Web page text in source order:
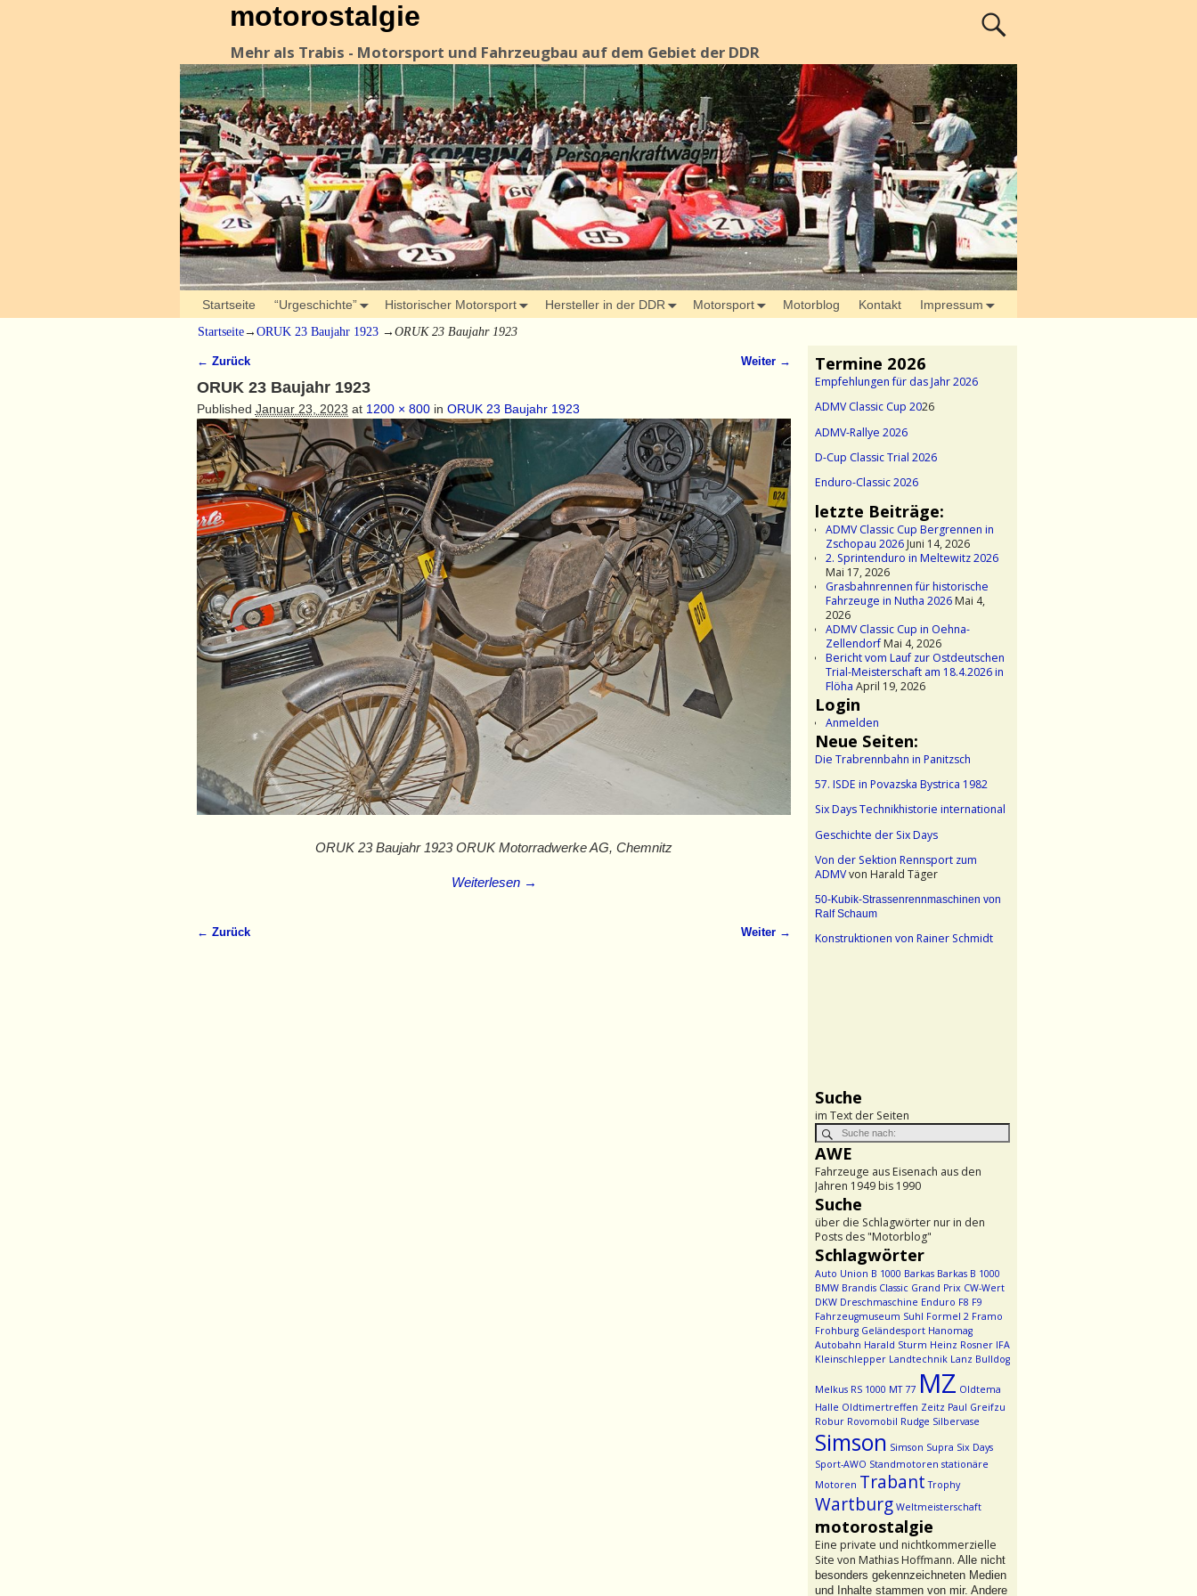
motorostalgie
Mehr als Trabis - Motorsport und Fahrzeugbau auf dem Gebiet der DDR
Startseite “Urgeschichte” Historischer Motorsport Hersteller in der DDR Motorsport Motorblog Kontakt Impressum
Startseite→ ORUK 23 Baujahr 1923 → ORUK 23 Baujahr 1923
Bilder-Navigation
← Zurück Weiter →
ORUK 23 Baujahr 1923
Published Januar 23, 2023 at 1200 × 800in ORUK 23 Baujahr 1923
ORUK 23 Baujahr 1923 ORUK Motorradwerke AG, Chemnitz
Weiterlesen →
← Zurück Weiter →
Termine 2026
Empfehlungen für das Jahr 2026
ADMV Classic Cup 2026
ADMV-Rallye 2026
D-Cup Classic Trial 2026
Enduro-Classic 2026
letzte Beiträge:
ADMV Classic Cup Bergrennen in
Zschopau 2026Juni 14, 2026
2. Sprintenduro in Meltewitz 2026
Mai 17, 2026
Grasbahnrennen für historische
Fahrzeuge in Nutha 2026Mai 4,
2026
ADMV Classic Cup in Oehna-
ZellendorfMai 4, 2026
Bericht vom Lauf zur Ostdeutschen
Trial-Meisterschaft am 18.4.2026 in
Flöha April 19, 2026
Login
Anmelden
Neue Seiten:
Die Trabrennbahn in Panitzsch
57. ISDE in Povazska Bystrica 1982
Six Days Technikhistorie international
Geschichte der Six Days
Von der Sektion Rennsport zum
ADMVvon Harald Täger
50-Kubik-Strassenrennmaschinen von
Ralf Schaum
Konstruktionen von Rainer Schmidt
Suche
im Text der Seiten
AWE
Fahrzeuge aus Eisenach aus den
Jahren 1949 bis 1990
Suche
über die Schlagwörter nur in den
Posts des "Motorblog"
Schlagwörter
Auto Union B 1000 Barkas Barkas B 1000
BMW Brandis Classic Grand Prix CW-Wert
DKW Dreschmaschine Enduro F8 F9
Fahrzeugmuseum Suhl Formel 2 Framo
Frohburg Geländesport Hanomag
Autobahn Harald Sturm Heinz Rosner IFA
Kleinschlepper Landtechnik Lanz Bulldog
Melkus RS 1000 MT 77 MZ Oldtema
Halle Oldtimertreffen Zeitz Paul Greifzu
Robur Rovomobil Rudge Silbervase
Simson Simson Supra Six Days
Sport-AWO Standmotoren stationäre
Motoren Trabant Trophy
Wartburg Weltmeisterschaft
motorostalgie
Eine private und nichtkommerzielle
Site von Mathias Hoffmann. Alle nicht
besonders gekennzeichneten Medien
und Inhalte stammen von mir. Andere